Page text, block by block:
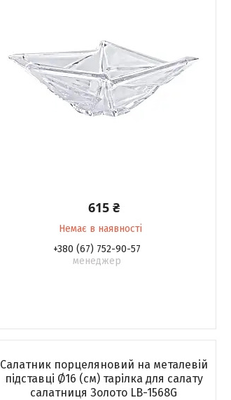
615 ₴
Немає в наявності
+380 (67) 752-90-57
менеджер
Салатник порцеляновий на металевій
підставці Ø16 (см) тарілка для салату
салатниця Золото LB-1568G